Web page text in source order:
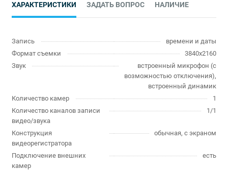
ХАРАКТЕРИСТИКИ ЗАДАТЬ ВОПРОС НАЛИЧИЕ
Запись
времени и даты
Формат съемки
3840x2160
Звук
встроенный микрофон (с
возможностью отключения),
встроенный динамик
Количество камер
1
Количество каналов записи
видео/звука
1/1
Конструкция
видеорегистратора
обычная, с экраном
Подключение внешних
камер
есть